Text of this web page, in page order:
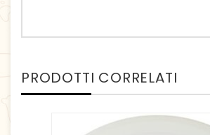
PRODOTTI CORRELATI